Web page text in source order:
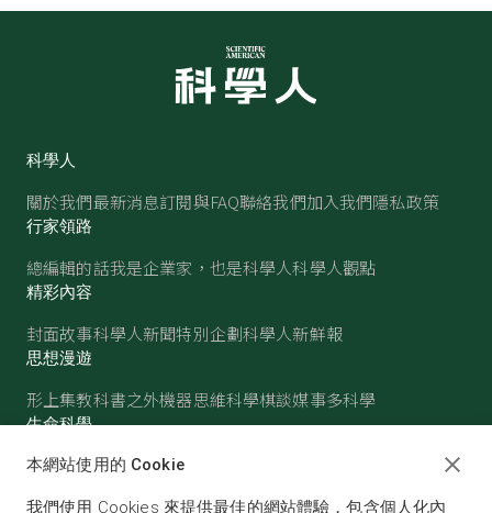
科學人
關於我們最新消息訂閱與FAQ聯絡我們加入我們隱私政策
行家領路
總編輯的話我是企業家，也是科學人科學人觀點
精彩內容
封面故事科學人新聞特別企劃科學人新鮮報
思想漫遊
形上集教科書之外機器思維科學棋談媒事多科學
生命科學
醫學古生物心理學生態學
本網站使用的 Cookie
我們使用 Cookies 來提供最佳的網站體驗，包含個人化內